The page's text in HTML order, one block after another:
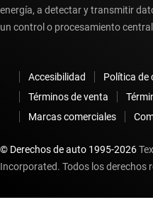
energía, a detectar y transmitir
un control o procesamiento
Accesibilidad Política de
Términos de venta
Marcas comerciales
© Derechos de auto 1995-2026
Incorporated. Todos los derechos